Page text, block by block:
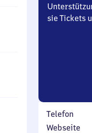
sie Tickets
Telefon
Webseite